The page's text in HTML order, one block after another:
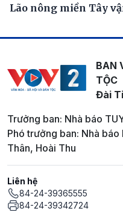
Lão nông miền Tây
BAN
TỘC
Đài
Trưởng ban: Nhà báo
Phó trưởng ban: Nhà
Thân, Hoài Thu
Liên hệ
84-24-39365555
84-24-39342724